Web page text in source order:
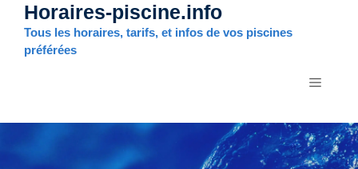
Aller
contenu
Horaires-piscine.info
Tous les horaires, tarifs, et infos de vos piscines
préférées
MENU